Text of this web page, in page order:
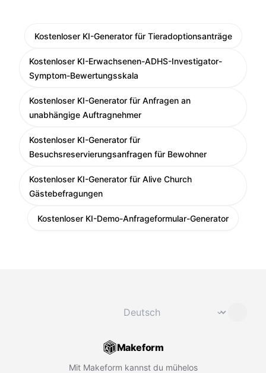
Kostenloser KI-Generator für Tieradoptionsanträge
Kostenloser KI-Erwachsenen-ADHS-Investigator-
Symptom-Bewertungsskala
Kostenloser KI-Generator für Anfragen an
unabhängige Auftragnehmer
Kostenloser KI-Generator für
Besuchsreservierungsanfragen für Bewohner
Kostenloser KI-Generator für Alive Church
Gästebefragungen
Kostenloser KI-Demo-Anfrageformular-Generator
⌄
Makeform
Mit Makeform kannst du mühelos